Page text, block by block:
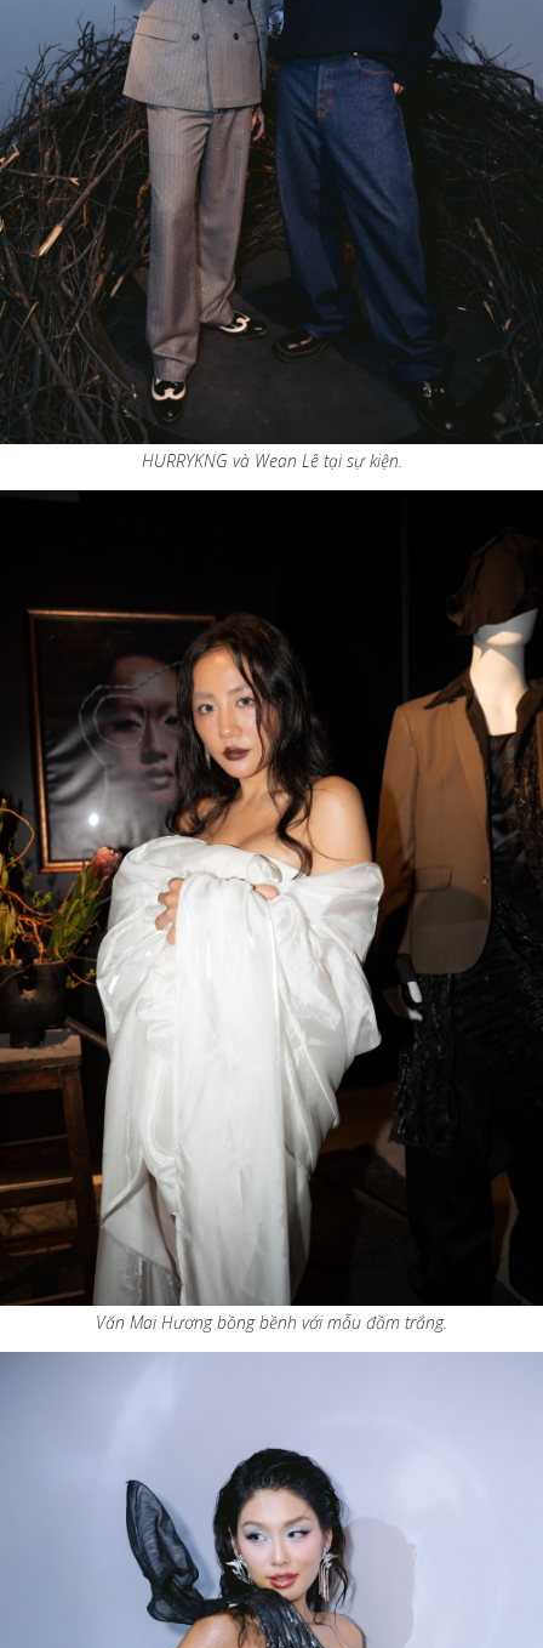
HURRYKNG và Wean Lê tại sự kiện.
Văn Mai Hương bồng bềnh với mẫu đầm trắng.​